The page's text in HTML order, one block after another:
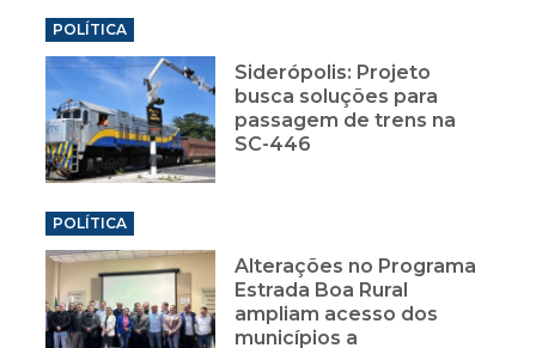
POLÍTICA
Siderópolis: Projeto
busca soluções para
passagem de trens na
SC-446
POLÍTICA
Alterações no Programa
Estrada Boa Rural
ampliam acesso dos
municípios a